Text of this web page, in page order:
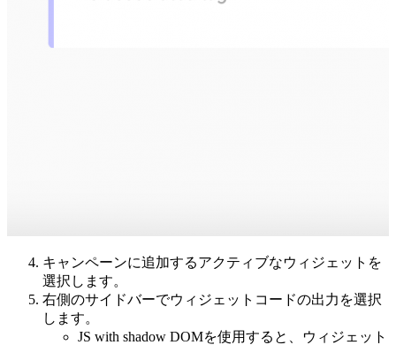
キャンペーンに追加するアクティブなウィジェットを
選択します。
右側のサイドバーでウィジェットコードの出力を選択
します。
JS with shadow DOMを使用すると、ウィジェット